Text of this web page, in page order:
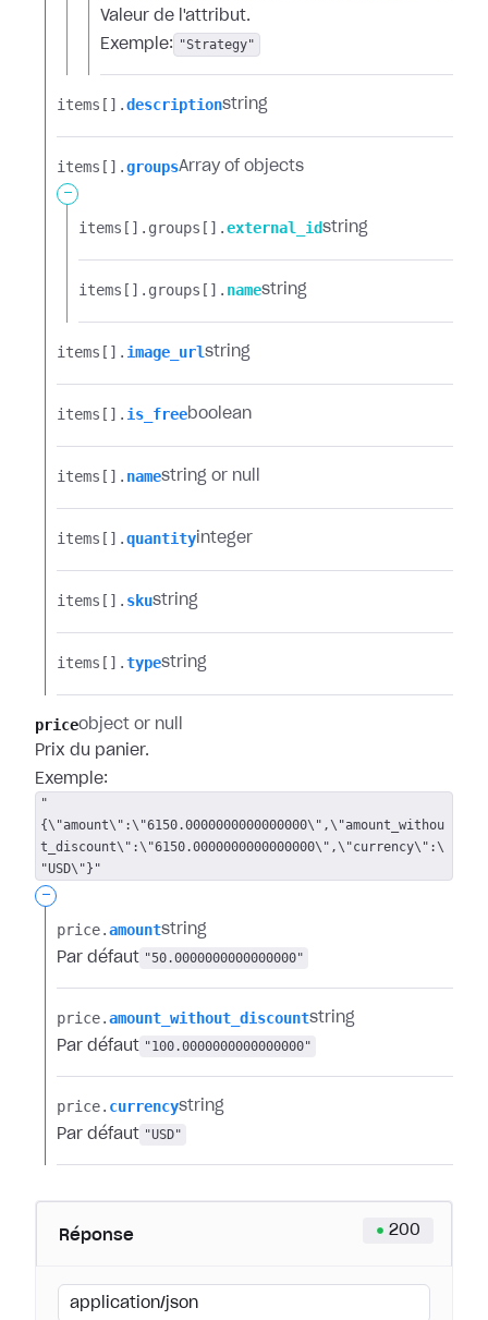
Valeur de l'attribut.
Exemple: "Strategy"
items[].​descriptionstring
items[].​groupsArray of objects
-
items[].​ groups[].​external_idstring
items[].​ groups[].​ namestring
items[].​ image_urlstring
items[].​ is_freeboolean
items[].​ namestring or null
items[].​quantity integer
items[].​ skustring
items[].​typestring
priceobject or null
Prix du panier.
Exemple:
"
{\"amount\":\"6150.0000000000000000\",\"amount_withou
t_discount\":\"6150.0000000000000000\",\"currency\":\
"USD\"}"
-
price.​amountstring
Par défaut "50.0000000000000000"
price.​amount_without_discountstring
Par défaut "100.0000000000000000"
price.​ currencystring
Par défaut "USD"
Réponse 200
application/json